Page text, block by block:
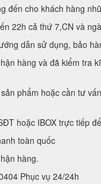
đến cho khách hàng
22h cả thứ 7,CN và
dẫn sử dụng, bảo
hàng và đã kiểm tra
phẩm hoặc cần tư
hoặc IBOX trực tiếp
toàn quốc
hàng.
Phục vụ 24/24h